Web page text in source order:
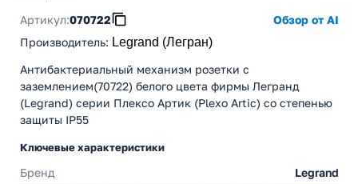
Артикул:070722
Обзор от AI
Производитель: Legrand (Легран)
Антибактериальный механизм розетки c
заземлением(70722) белого цвета фирмы Легранд
(Legrand) серии Плексо Артик (Plexo Artic) со степенью
защиты IP55
Ключевые характеристики
Бренд Legrand